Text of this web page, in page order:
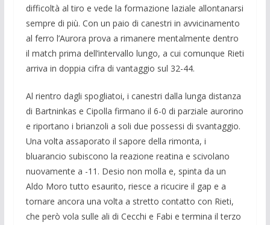
difficoltà al tiro e vede la formazione laziale allontanarsi
sempre di più. Con un paio di canestri in avvicinamento
al ferro l’Aurora prova a rimanere mentalmente dentro
il match prima dell’intervallo lungo, a cui comunque Rieti
arriva in doppia cifra di vantaggio sul 32-44.
Al rientro dagli spogliatoi, i canestri dalla lunga distanza
di Bartninkas e Cipolla firmano il 6-0 di parziale aurorino
e riportano i brianzoli a soli due possessi di svantaggio.
Una volta assaporato il sapore della rimonta, i
bluarancio subiscono la reazione reatina e scivolano
nuovamente a -11. Desio non molla e, spinta da un
Aldo Moro tutto esaurito, riesce a ricucire il gap e a
tornare ancora una volta a stretto contatto con Rieti,
che però vola sulle ali di Cecchi e Fabi e termina il terzo